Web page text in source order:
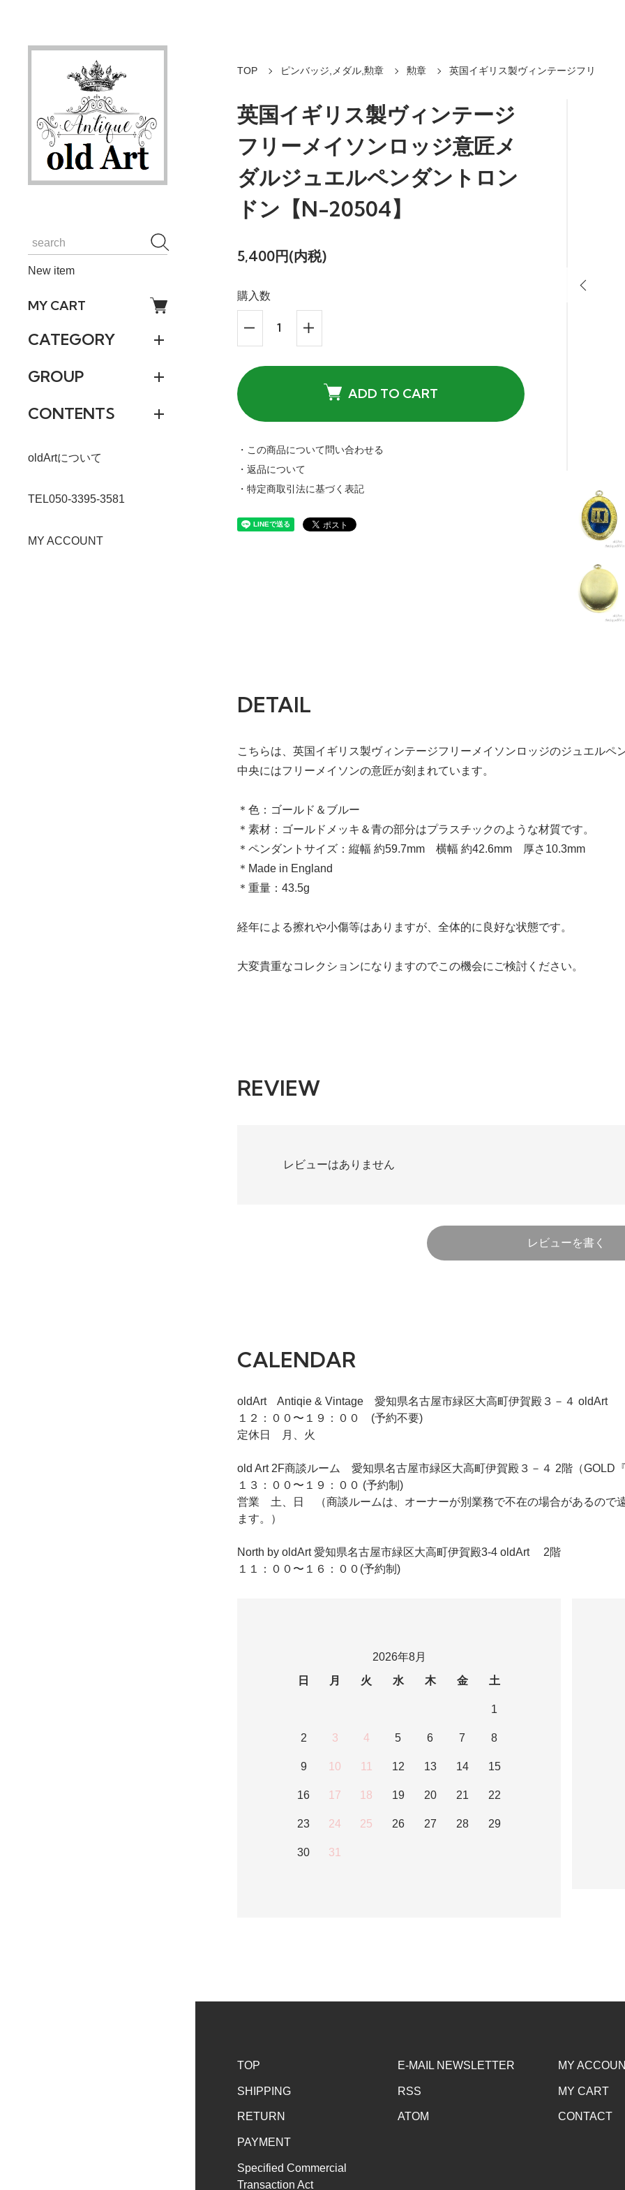
New item
MY CART
CATEGORY
GROUP
CONTENTS
oldArtについて
TEL050-3395-3581
MY ACCOUNT
TOP ピンバッジ,メダル,勲章 勲章 英国イギリス製ヴィンテージフリ
英国イギリス製ヴィンテージ
フリーメイソンロッジ意匠メ
ダルジュエルペンダントロン
ドン【N-20504】
5,400円(内税)
購入数
ADD TO CART
・この商品について問い合わせる
・返品について
・特定商取引法に基づく表記
DETAIL
こちらは、英国イギリス製ヴィンテージフリーメイソンロッジのジュエルペ
中央にはフリーメイソンの意匠が刻まれています。
＊色：ゴールド＆ブルー
＊素材：ゴールドメッキ＆青の部分はプラスチックのような材質です。
＊ペンダントサイズ：縦幅 約59.7mm 横幅 約42.6mm 厚さ10.3mm
＊Made in England
＊重量：43.5g
経年による擦れや小傷等はありますが、全体的に良好な状態です。
大変貴重なコレクションになりますのでこの機会にご検討ください。
REVIEW
レビューはありません
レビューを書く
CALENDAR
oldArt Antiqie & Vintage 愛知県名古屋市緑区大高町伊賀殿３－４ oldArt
１２：００〜１９：００ (予約不要)
定休日 月、火
old Art 2F商談ルーム 愛知県名古屋市緑区大高町伊賀殿３－４ 2階（GOLD
１３：００〜１９：００ (予約制)
営業 土、日 （商談ルームは、オーナーが別業務で不在の場合があるので
ます。）
North by oldArt 愛知県名古屋市緑区大高町伊賀殿3-4 oldArt 2階
１１：００〜１６：００(予約制)
2026年8月
日
月 火 水 木 金 土
1
2 3 4 5 6 7 8
9 10 11 12 13 14 15
16 17 18 19 20 21 22
23 24 25 26 27 28 29
30 31
TOP
SHIPPING
RETURN
PAYMENT
Specified Commercial
Transaction Act
E-MAIL NEWSLETTER
RSS
ATOM
MY
MY CART
CONTACT